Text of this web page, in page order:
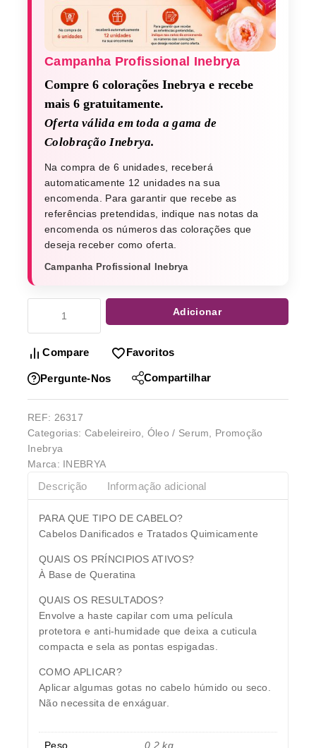
Campanha Profissional Inebrya​
Compre 6 colorações Inebrya e recebe
mais 6 gratuitamente.
Oferta válida em toda a gama de
Colobração Inebrya.
Na compra de 6 unidades, receberá
automaticamente 12 unidades na sua
encomenda. Para garantir que recebe as
referências pretendidas, indique nas notas da
encomenda os números das colorações que
deseja receber como oferta.
Campanha Profissional Inebrya
Adicionar
Compare Favoritos
Pergunte-Nos Compartilhar
REF: 26317
Categorias: Cabeleireiro, Óleo / Serum, Promoção
Inebrya
Marca: INEBRYA
Descrição Informação adicional
PARA QUE TIPO DE CABELO?
Cabelos Danificados e Tratados Quimicamente
QUAIS OS PRÍNCIPIOS ATIVOS?
À Base de Queratina
QUAIS OS RESULTADOS?
Envolve a haste capilar com uma película
protetora e anti-humidade que deixa a cuticula
compacta e sela as pontas espigadas.
COMO APLICAR?
Aplicar algumas gotas no cabelo húmido ou seco.
Não necessita de enxáguar.
Peso 0,2 kg